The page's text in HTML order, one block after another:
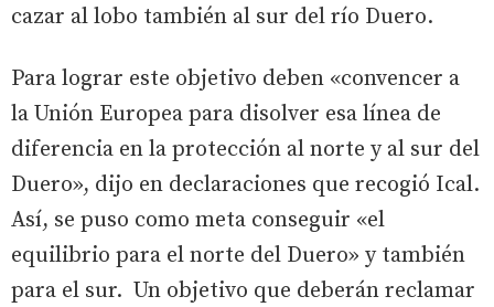
cazar al lobo también al sur del río Duero.
Para lograr este objetivo deben «convencer a
la Unión Europea para disolver esa línea de
diferencia en la protección al norte y al sur del
Duero», dijo en declaraciones que recogió Ical.
Así, se puso como meta conseguir «el
equilibrio para el norte del Duero» y también
para el sur. Un objetivo que deberán reclamar